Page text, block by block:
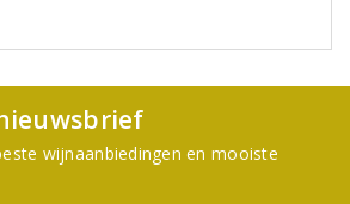
wijnaanbiedingen en mooiste